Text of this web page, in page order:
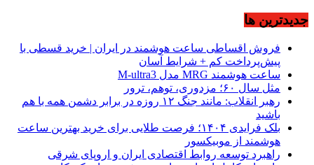
جديدترين ها
فروش اقساطی ساعت هوشمند در ایران | خرید قسطی با
پیش‌پرداخت کم + شرایط آسان
ساعت هوشمند MRG مدل M-ultra3
مثل سال ۶۰؛ مزدوری، توهم، ترور
رهبر انقلاب: مانند جنگ ۱۲ روزه در برابر دشمن همه با هم
باشید
بلک فرایدی ۱۴۰۴؛ فرصت طلایی برای خرید بهترین ساعت
هوشمند از موبیکسور
راهبرد توسعه روابط اقتصادی ایران و اروپای شرقی